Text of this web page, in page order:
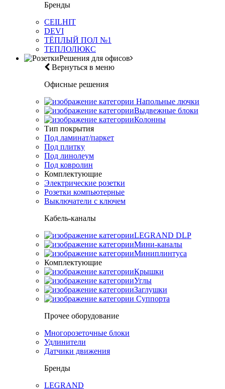
Бренды
CEILHIT
DEVI
ТЁПЛЫЙ ПОЛ №1
ТЕПЛОЛЮКС
Решения для офисов
Вернуться в меню
Офисные решения
Напольные лючки
Выдвежные блоки
Колонны
Тип покрытия
Под ламинат/паркет
Под плитку
Под линолеум
Под ковролин
Комплектующие
Электрические розетки
Розетки компьютерные
Выключатели с ключем
Кабель-каналы
LEGRAND DLP
Мини-каналы
Миниплинтуса
Комплектующие
Крышки
Углы
Заглушки
Суппорта
Прочее оборудование
Многорозеточные блоки
Удлинители
Датчики движения
Бренды
LEGRAND